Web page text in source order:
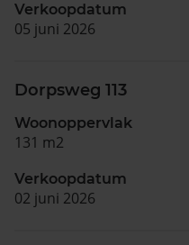
Verkoopdatum
05 juni 2026
Dorpsweg 113
Woonoppervlak
131 m2
Verkoopdatum
02 juni 2026